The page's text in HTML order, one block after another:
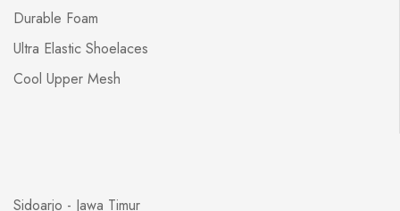
Durable Foam
Ultra Elastic Shoelaces
Cool Upper Mesh
Sidoarjo - Jawa Timur